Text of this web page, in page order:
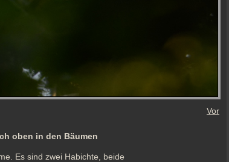
Vor
oben in den Bäumen
Es sind zwei Habichte, beide